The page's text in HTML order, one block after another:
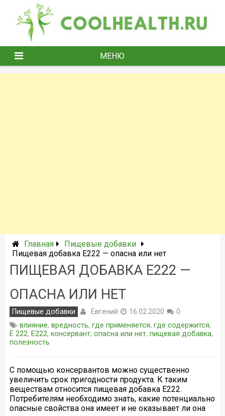
содержимому
МЕНЮ
Главная
Пищевые добавки
Пищевая добавка Е222 — опасна или нет
ПИЩЕВАЯ ДОБАВКА Е222 —
ОПАСНА ИЛИ НЕТ
Пищевые добавки Евгений 16.02.2020
0
влияние, вредность, где применяется, где содержится,
Е 222, Е222, консервант, опасна или нет, пищевая добавка,
полезность
С помощью консервантов можно существенно
увеличить срок пригодности продукта. К таким
веществам относится пищевая добавка Е222.
Потребителям необходимо знать, какие потенциально
опасные свойства она имеет и не оказывает ли она